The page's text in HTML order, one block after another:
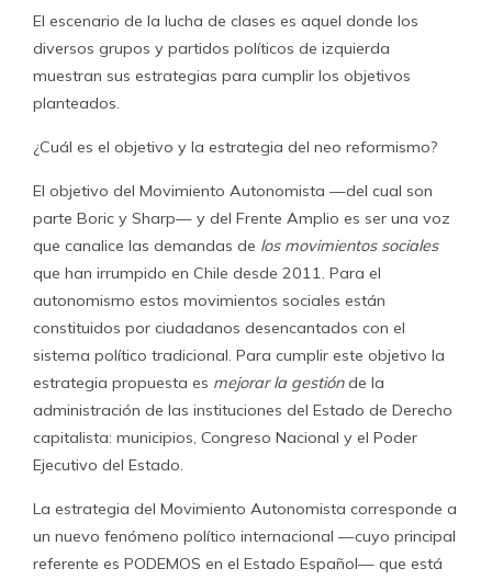
El escenario de la lucha de clases es aquel donde los
diversos grupos y partidos políticos de izquierda
muestran sus estrategias para cumplir los objetivos
planteados.
¿Cuál es el objetivo y la estrategia del neo reformismo?
El objetivo del Movimiento Autonomista —del cual son
parte Boric y Sharp— y del Frente Amplio es ser una voz
que canalice las demandas de los movimientos sociales
que han irrumpido en Chile desde 2011. Para el
autonomismo estos movimientos sociales están
constituidos por ciudadanos desencantados con el
sistema político tradicional. Para cumplir este objetivo la
estrategia propuesta es mejorar la gestiónde la
administración de las instituciones del Estado de Derecho
capitalista: municipios, Congreso Nacional y el Poder
Ejecutivo del Estado.
La estrategia del Movimiento Autonomista corresponde a
un nuevo fenómeno político internacional —cuyo principal
referente es PODEMOS en el Estado Español— que está